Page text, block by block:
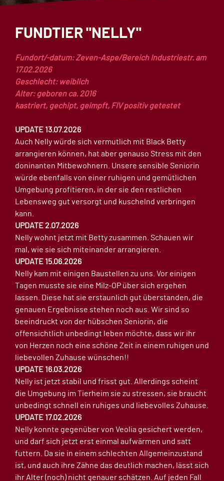
FUNDTIER "NELLY"
Fundort/-datum: Zeven-Aspe/Bereich Industriestr. am
17.02.2026
Geschlecht: weiblich
Alter: geboren ca. 2016
kastriert, gechipt, geimpft, FIV positiv getestet
UPDATE 13.07.2026
Auch Nelly würde sich vermutlich mit Black Betty
arrangieren können, hat aber genauso Stress mit den
doninanten Mitbewohnern. Unsere sensible Seniorin
würde ebenfalls von einer ruhigen und gemütlichen
Umgebung profitieren, in der sie den restlichen
Lebensweg gut versorgt und kuschelnd verbringen
kann.
UPDATE 2.07.2026
Nelly wohnt jetzt mit Betty zusammen. Schauen wir
mal, wie sie sich miteinander arrangieren.
UPDATE 15.06.2026
Nelly kam mit einigen Baustellen zu uns. Vor einigen
Tagen musste sie eine Milz-OP über sich ergehen
lassen. Diese hat sie erstaunlich gut überstanden, die
genauen Ergebnisse stehen noch aus. Wir sind so
beeindruckt von der hübschen Seniorin, die
offensichtlich unbedingt leben möchte, dass wir ihr
von Herzen noch eine schöne Zeit in einem ruhigen und
liebevollen Zuhause wünschen!!
UPDATE 16.03.2026
Nelly ist jetzt stabil und frisst gut. Allerdings scheint
die Umgebung im Tierheim sie zu stressen, sie braucht
unbedingt schnell ein ruhiges und liebevolles Zuhause.
UPDATE 17.02.2026
Nelly konnte gegenüber von Veolia gesichert werden,
und darf sich jetzt erst einmal aufwärmen und satt
futtern. Da sie in einem schlechten Allgemeinzustand
ist, und auch ihre Zähne das deutlich machen, lässt sich
ihr Alter (noch) nicht genauer schätzen. Auf jeden Fall